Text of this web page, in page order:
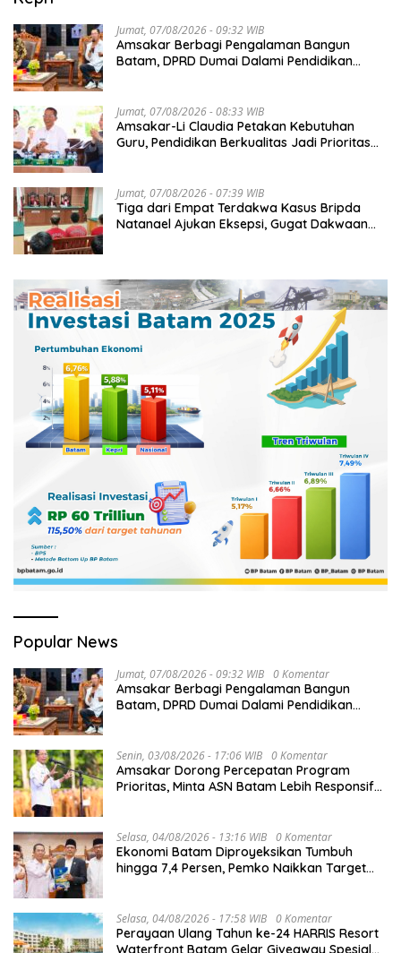
Jumat, 07/08/2026 - 09:32 WIB
Amsakar Berbagi Pengalaman Bangun
Batam, DPRD Dumai Dalami Pendidikan
Jumat, 07/08/2026 - 08:33 WIB
Amsakar-Li Claudia Petakan Kebutuhan
Guru, Pendidikan Berkualitas Jadi Prioritas
Jumat, 07/08/2026 - 07:39 WIB
Tiga dari Empat Terdakwa Kasus Bripda
Natanael Ajukan Eksepsi, Gugat Dakwaan
Popular News
Jumat, 07/08/2026 - 09:32 WIB 0 Komentar
Amsakar Berbagi Pengalaman Bangun
Batam, DPRD Dumai Dalami Pendidikan
Senin, 03/08/2026 - 17:06 WIB 0 Komentar
Amsakar Dorong Percepatan Program
Prioritas, Minta ASN Batam Lebih Responsif
Selasa, 04/08/2026 - 13:16 WIB 0 Komentar
Ekonomi Batam Diproyeksikan Tumbuh
hingga 7,4 Persen, Pemko Naikkan Target
Selasa, 04/08/2026 - 17:58 WIB 0 Komentar
Perayaan Ulang Tahun ke-24 HARRIS Resort
Waterfront Batam Gelar Giveaway Spesial